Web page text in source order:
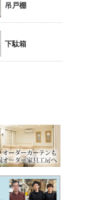
吊戸棚
下駄箱